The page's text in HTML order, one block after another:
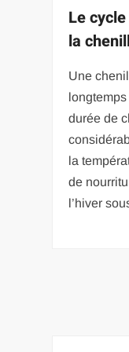
Le
la
Une
durée de
la
de
l’hiver